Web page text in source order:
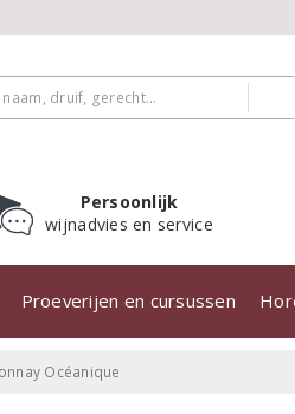
Persoonlijk
wijnadvies en service
Proeverijen en cursussen
Océanique